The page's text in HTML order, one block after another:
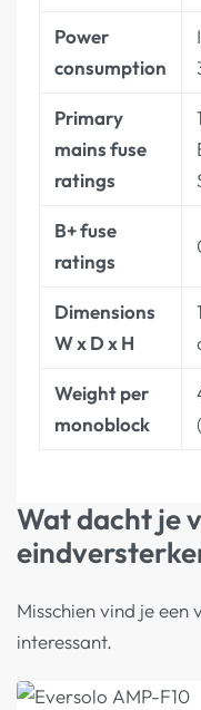
Power
consumption
Primary
mains fuse
ratings
B+ fuse
ratings
Dimensions
W x D x H
Weight per
monoblock
Wat dacht je
Misschien vind je een
interessant.